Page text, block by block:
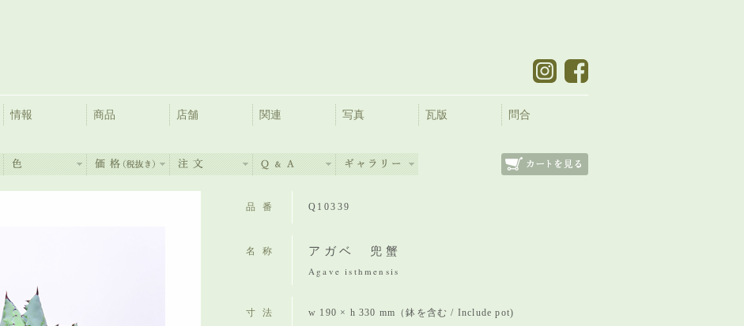
情報 商品 店舗 関連 写真 瓦版 問合
品番 Q10339
名称 アガベ 兜蟹
Agave isthmensis
寸法 w 190 × h 330 mm（鉢を含む / Include pot)